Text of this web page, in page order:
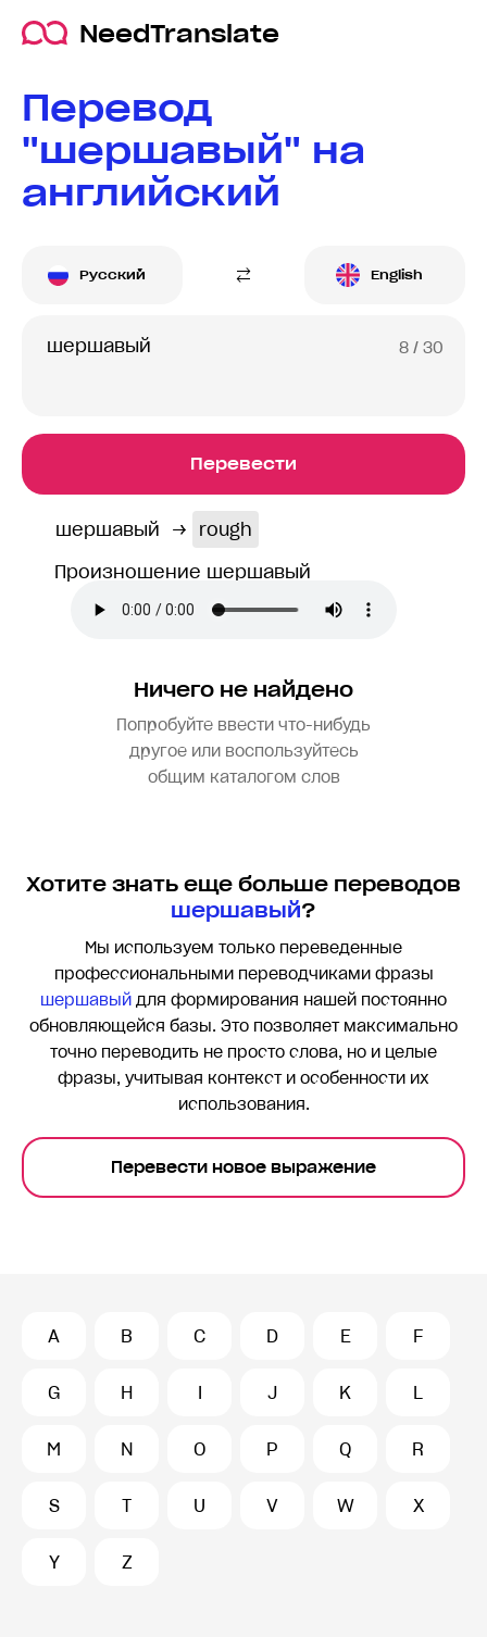
NeedTranslate
Перевод
"шершавый" на
английский
Русский English
8 / 30
Перевести
шершавый →
rough
Произношение шершавый
Ничего не найдено
Попробуйте ввести что-нибудь
другое или воспользуйтесь
общим каталогом слов
Хотите знать еще больше переводов
шершавый?
Мы используем только переведенные
профессиональными переводчиками фразы
шершавый для формирования нашей постоянно
обновляющейся базы. Это позволяет максимально
точно переводить не просто слова, но и целые
фразы, учитывая контекст и особенности их
использования.
Перевести новое выражение
A B C D E F
G H I J K L
M N O P Q R
S T U V W X
Y Z